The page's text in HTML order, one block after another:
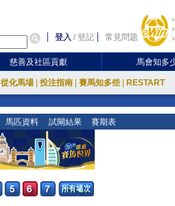
登入 /登記 常見問題
慈善及社區貢獻 馬會知多
從化馬場 投注指南 賽馬知多些 RESTART
馬匹資料 試閘結果 賽期表